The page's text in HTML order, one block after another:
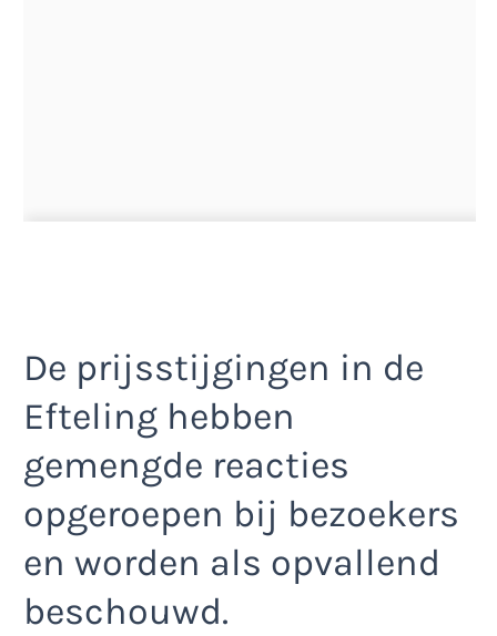
De prijsstijgingen in de
Efteling hebben
gemengde reacties
opgeroepen bij bezoekers
en worden als opvallend
beschouwd.